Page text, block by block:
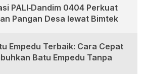
PALI‑Dandim 0404 Perkuat
Pangan Desa lewat Bimtek
Empedu Terbaik: Cara Cepat
Batu Empedu Tanpa